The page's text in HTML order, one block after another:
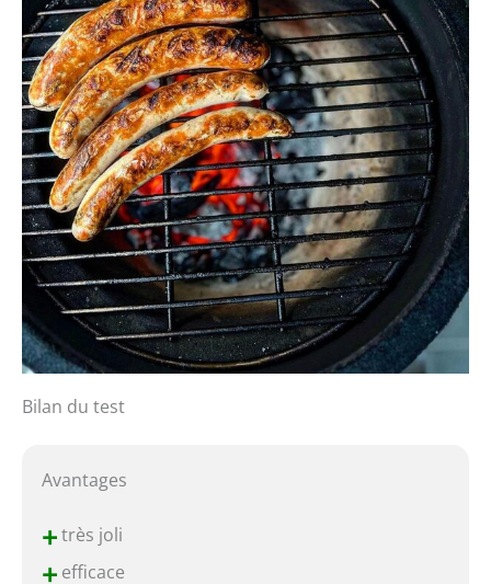
Bilan du test
Avantages
+très joli
+efficace